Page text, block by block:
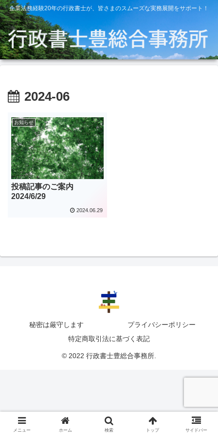
企業法務経験20年の行政書士が、皆さまのスムーズな実務展開をサポート！
2024-06
お知らせ
投稿記事のご案内
2024/6/29
2024.06.29
秘密は厳守します
プライバシーポリシー
特定商取引法に基づく表記
© 2022 行政書士豊総合事務所.
メニュー ホーム 検索 トップ サイドバー